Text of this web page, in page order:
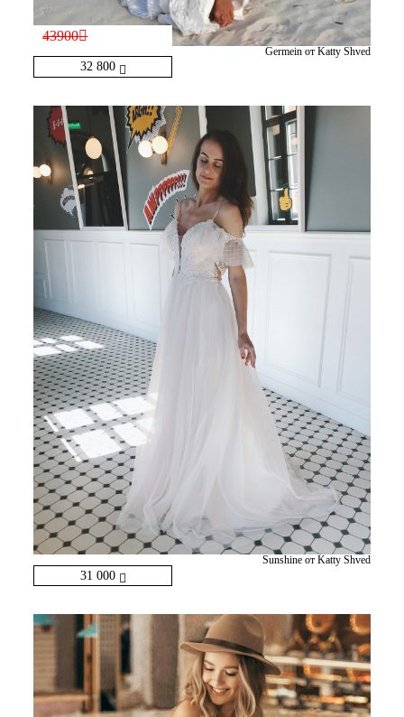
32 800
43900
Germein от Katty Shved
31 000
Sunshine от Katty Shved